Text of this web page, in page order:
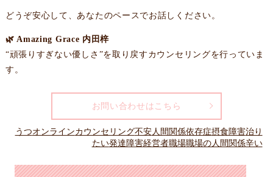
どうぞ安心して、あなたのペースでお話しください。
🌿 Amazing Grace 内田梓
“頑張りすぎない優しさ”を取り戻すカウンセリングを行っていま
す。
お問い合わせはこちら
うつオンラインカウンセリング不安人間関係依存症摂食障害治り
たい発達障害経営者職場職場の人間関係辛い